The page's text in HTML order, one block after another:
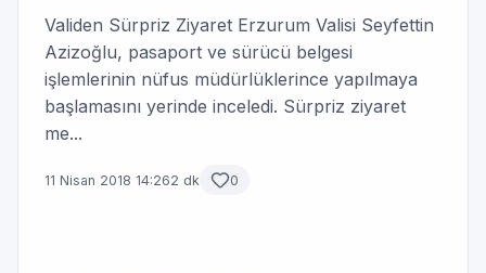
Validen Sürpriz Ziyaret Erzurum Valisi Seyfettin
Azizoğlu, pasaport ve sürücü belgesi
işlemlerinin nüfus müdürlüklerince yapılmaya
başlamasını yerinde inceledi. Sürpriz ziyaret
me...
11 Nisan 2018 14:262 dk 0